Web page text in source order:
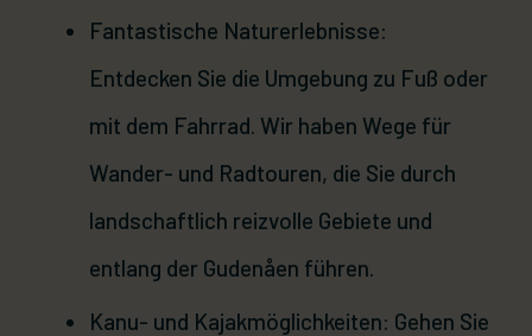
Fantastische Naturerlebnisse:
Entdecken Sie die Umgebung zu Fuß oder
mit dem Fahrrad. Wir haben Wege für
Wander- und Radtouren, die Sie durch
landschaftlich reizvolle Gebiete und
entlang der Gudenåen führen.
Kanu- und Kajakmöglichkeiten: Gehen Sie